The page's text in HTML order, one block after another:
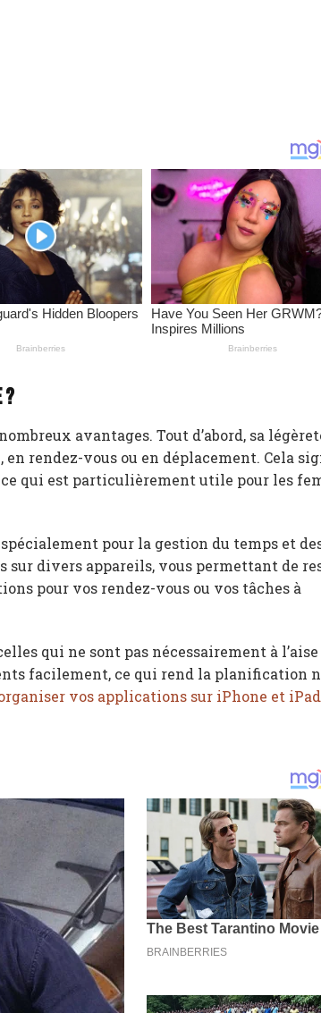
avantages. Tout d’abord, sa
rendez-vous ou en déplacement. Cela
qui est particulièrement utile pour les
pour la gestion du temps et
divers appareils, vous permettant de
pour vos rendez-vous ou vos tâches à
qui ne sont pas nécessairement à l’aise
facilement, ce qui rend la planification
vos applications sur iPhone et iPad